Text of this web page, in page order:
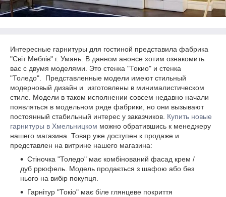
Интересные гарнитуры для гостиной представила фабрика
"Світ Меблів" г. Умань. В данном анонсе хотим ознакомить
вас с двумя моделями. Это стенка "Токио" и стенка
"Толедо". Представленные модели имеют стильный
модерновый дизайн и изготовлены в минималистическом
стиле. Модели в таком исполнении совсем недавно начали
появляться в модельном ряде фабрики, но они вызывают
постоянный стабильный интерес у заказчиков. Купить новые
гарнитуры в Хмельницком можно обратившись к менеджеру
нашего магазина. Товар уже доступен к продаже и
представлен на витрине нашего магазина:
Стіночка "Толедо" має комбінований фасад крем /
дуб ррюфель. Модель продається з шафою або без
нього на вибір покупця.
Гарнітур "Токіо" має біле глянцеве покриття